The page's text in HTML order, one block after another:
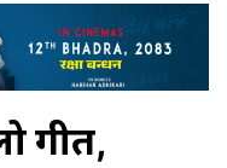
गीत,